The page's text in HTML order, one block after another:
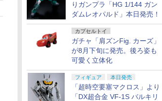
りガンプラ「HG 1/144 ガン
ダムレオパルド」本日発売！
カプセルトイ
ガチャ「肩ズンFig. カーズ」
が8月下旬に発売。後ろ姿も
可愛く立体化
フィギュア 本日発売
「超時空要塞マクロス」より
「DX超合金 VF-1S バルキリ